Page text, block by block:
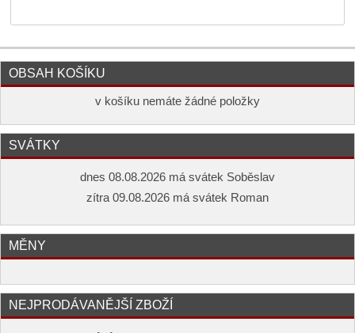
OBSAH KOŠÍKU
v košíku nemáte žádné položky
SVÁTKY
dnes 08.08.2026 má svátek Soběslav
zítra 09.08.2026 má svátek Roman
MĚNY
NEJPRODÁVANĚJŠÍ ZBOŽÍ